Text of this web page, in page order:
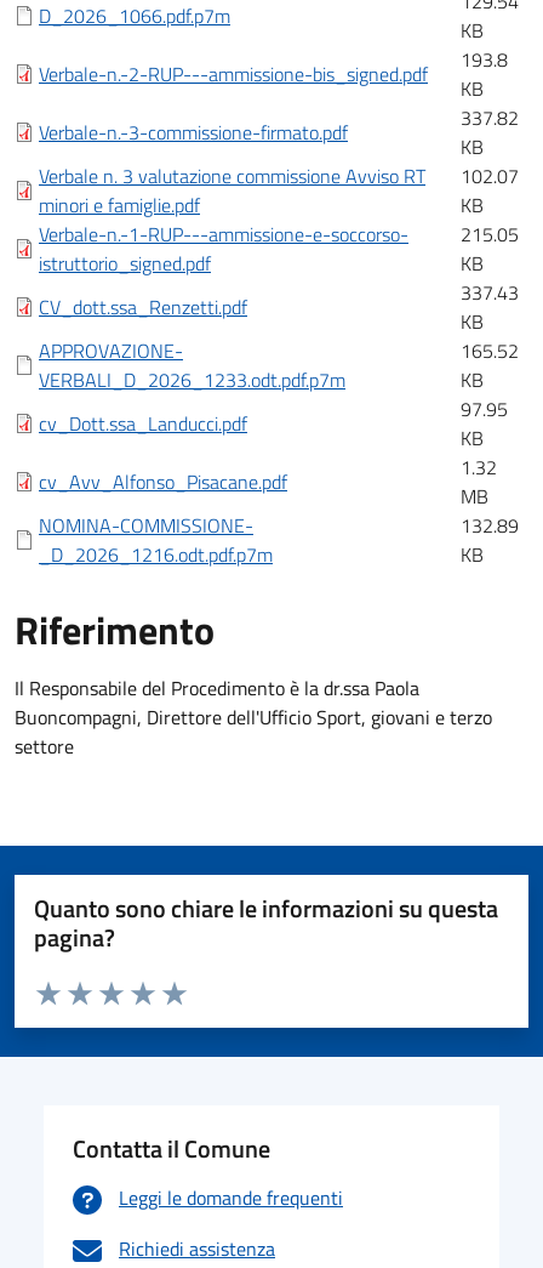
D_2026_1066.pdf.p7m
KB
Verbale-n.-2-RUP---ammissione-bis_signed.pdf
193.8
KB
Verbale-n.-3-commissione-firmato.pdf
337.82
KB
Verbale n. 3 valutazione commissione Avviso RT
minori e famiglie.pdf
102.07
KB
Verbale-n.-1-RUP---ammissione-e-soccorso-
istruttorio_signed.pdf
215.05
KB
CV_dott.ssa_Renzetti.pdf
337.43
KB
APPROVAZIONE-
VERBALI_D_2026_1233.odt.pdf.p7m
165.52
KB
cv_Dott.ssa_Landucci.pdf
97.95
KB
cv_Avv_Alfonso_Pisacane.pdf
1.32
MB
NOMINA-COMMISSIONE-
_D_2026_1216.odt.pdf.p7m
132.89
KB
Riferimento
Riferimento
Il Responsabile del Procedimento è la dr.ssa Paola
Buoncompagni, Direttore dell'Ufficio Sport, giovani e terzo
settore
Quanto sono chiare le informazioni su questa
pagina?
Valuta da 1 a 5 stelle la pagina
Valuta 5 stelle su 5
Valuta 4 stelle su 5
Valuta 3 stelle su 5
Valuta 2 stelle su 5
Valuta 1 stelle su 5
Contatta il Comune
Leggi le domande frequenti
Richiedi assistenza